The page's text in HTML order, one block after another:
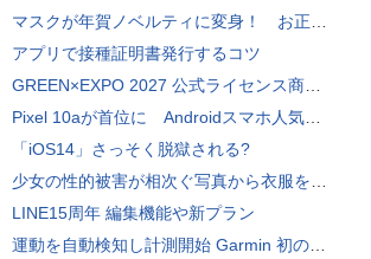
マスクが年賀ノベルティに変身！ お正月特別パッケージの注文受付開始
アプリで接種証明書発行するコツ
GREEN×EXPO 2027 公式ライセンス商品！初の「トゥンクトゥンク」公式LINEスタンプ、販売開始
Pixel 10aが首位に Androidスマホ人気ランキングTOP10 2026/8/8
「iOS14」さっそく脱獄される?
少女の性的被害が相次ぐ写真から衣服を剥ぎ取るAIポルノアプリ「ClothOff」の背後にいる人物とは？
LINE15周年 編集機能や新プラン
運動を自動検知し計測開始 Garmin 初のスマートバンドを発売 10日間のロングバッテリーで手間いらず